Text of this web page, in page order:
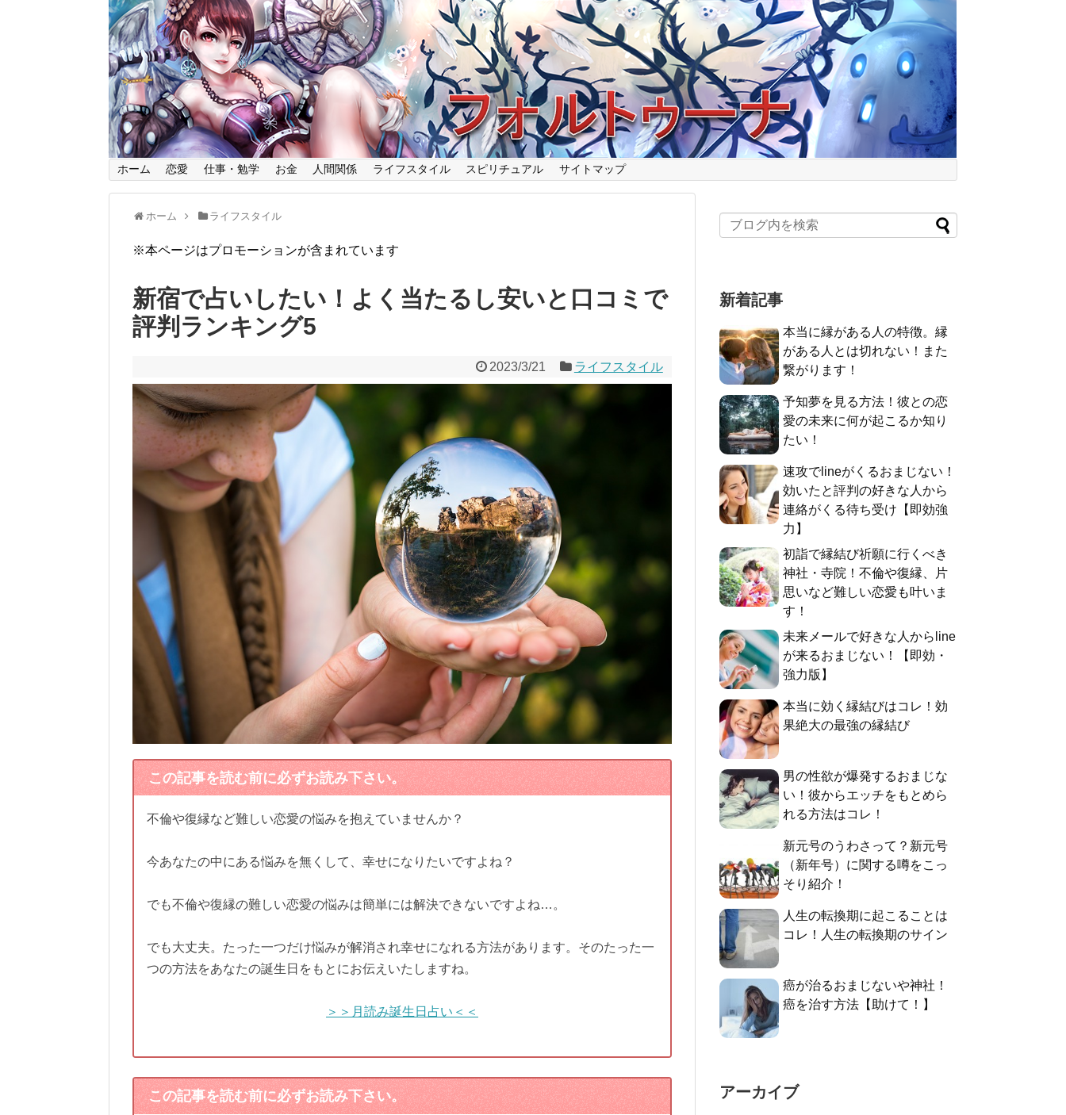
ホーム 恋愛 仕事・勉学 お金 人間関係 ライフスタイル スピリチュアル サイトマップ
ホーム ライフスタイル
※本ページはプロモーションが含まれています
新宿で占いしたい！よく当たるし安いと口コミで
評判ランキング5
2023/3/21 ライフスタイル
この記事を読む前に必ずお読み下さい。
不倫や復縁など難しい恋愛の悩みを抱えていませんか？
今あなたの中にある悩みを無くして、幸せになりたいですよね？
でも不倫や復縁の難しい恋愛の悩みは簡単には解決できないですよね…。
でも大丈夫。たった一つだけ悩みが解消され幸せになれる方法があります。そのたった一
つの方法をあなたの誕生日をもとにお伝えいたしますね。
＞＞月読み誕生日占い＜＜
この記事を読む前に必ずお読み下さい。
新着記事
本当に縁がある人の特徴。縁
がある人とは切れない！また
繋がります！
予知夢を見る方法！彼との恋
愛の未来に何が起こるか知り
たい！
速攻でlineがくるおまじない！
効いたと評判の好きな人から
連絡がくる待ち受け【即効強
力】
初詣で縁結び祈願に行くべき
神社・寺院！不倫や復縁、片
思いなど難しい恋愛も叶いま
す！
未来メールで好きな人からline
が来るおまじない！【即効・
強力版】
本当に効く縁結びはコレ！効
果絶大の最強の縁結び
男の性欲が爆発するおまじな
い！彼からエッチをもとめら
れる方法はコレ！
新元号のうわさって？新元号
（新年号）に関する噂をこっ
そり紹介！
人生の転換期に起こることは
コレ！人生の転換期のサイン
癌が治るおまじないや神社！
癌を治す方法【助けて！】
アーカイブ